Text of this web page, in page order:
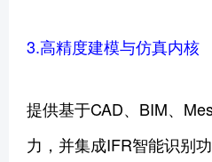
3.高精度建模与仿真内核
提供基于CAD、BIM、
力，并集成IFR智能识别